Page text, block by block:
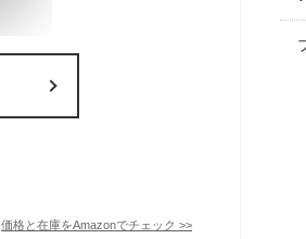
価格と在庫をAmazonでチェック >>